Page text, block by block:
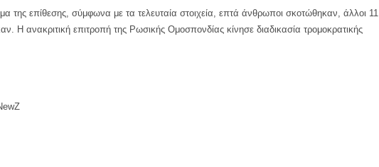
της επίθεσης, σύμφωνα με τα τελευταία στοιχεία, επτά άνθρωποι σκοτώθηκαν, άλλοι 11
Η ανακριτική επιτροπή της Ρωσικής Ομοσπονδίας κίνησε διαδικασία τρομοκρατικής